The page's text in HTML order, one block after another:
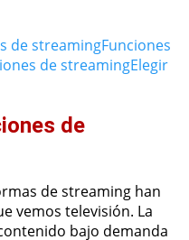
de streamingFunciones
de streamingElegir
de
de streaming han
vemos televisión. La
bajo demanda